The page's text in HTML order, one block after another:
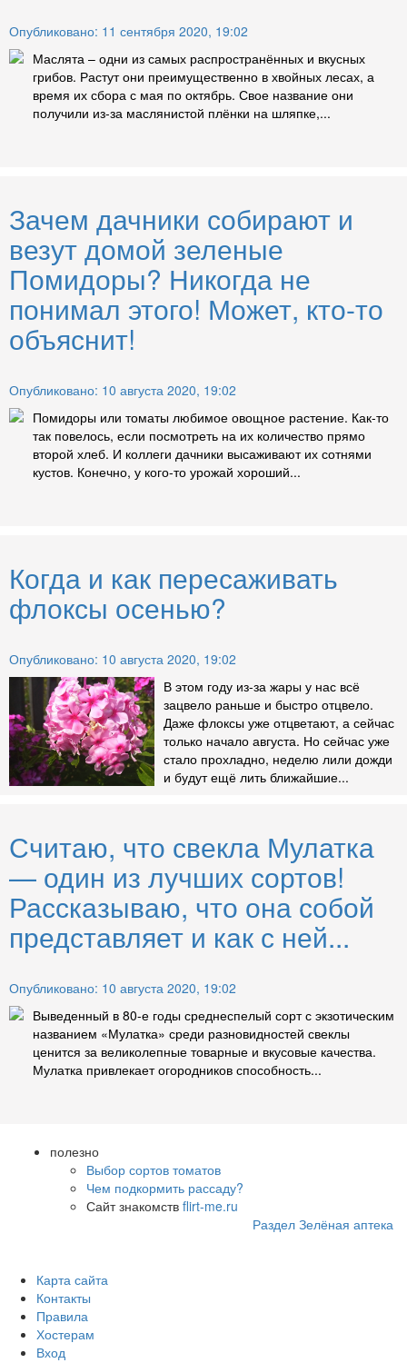
Опубликовано: 11 сентября 2020, 19:02
Маслята – одни из самых распространённых и вкусных
грибов. Растут они преимущественно в хвойных лесах, а
время их сбора с мая по октябрь. Свое название они
получили из-за маслянистой плёнки на шляпке,...
Зачем дачники собирают и
везут домой зеленые
Помидоры? Никогда не
понимал этого! Может, кто-то
объяснит!
Опубликовано: 10 августа 2020, 19:02
Помидоры или томаты любимое овощное растение. Как-то
так повелось, если посмотреть на их количество прямо
второй хлеб. И коллеги дачники высаживают их сотнями
кустов. Конечно, у кого-то урожай хороший...
Когда и как пересаживать
флоксы осенью?
Опубликовано: 10 августа 2020, 19:02
В этом году из-за жары у нас всё
зацвело раньше и быстро отцвело.
Даже флоксы уже отцветают, а сейчас
только начало августа. Но сейчас уже
стало прохладно, неделю лили дожди
и будут ещё лить ближайшие...
Считаю, что свекла Мулатка
— один из лучших сортов!
Рассказываю, что она собой
представляет и как с ней...
Опубликовано: 10 августа 2020, 19:02
Выведенный в 80-е годы среднеспелый сорт с экзотическим
названием «Мулатка» среди разновидностей свеклы
ценится за великолепные товарные и вкусовые качества.
Мулатка привлекает огородников способность...
полезно
Выбор сортов томатов
Чем подкормить рассаду?
Сайт знакомств flirt-me.ru
Раздел Зелёная аптека
Карта сайта
Контакты
Правила
Хостерам
Вход